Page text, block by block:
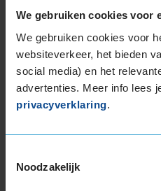
We gebruiken cookies voor
We gebruiken cookies voor
websiteverkeer, het bieden
social media) en het
advertenties. Meer info lees
privacyverklaring.
Noodzakelijk
Item
1
of
3
16-inch banden